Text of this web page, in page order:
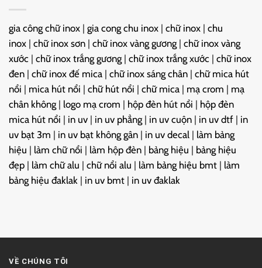
gia công chữ inox | gia cong chu inox | chữ inox | chu
inox | chữ inox sơn | chữ inox vàng gương | chữ inox vàng
xước | chữ inox trắng gương | chữ inox trắng xước | chữ inox
đen | chữ inox đế mica | chữ inox sáng chân | chữ mica hút
nổi | mica hút nổi | chữ hút nổi | chữ mica | mạ crom | mạ
chân không | logo mạ crom | hộp đèn hút nổi | hộp đèn
mica hút nổi | in uv | in uv phẳng | in uv cuộn | in uv dtf | in
uv bạt 3m | in uv bạt không gân | in uv decal | làm bảng
hiệu | làm chữ nổi | làm hộp đèn | bảng hiệu | bảng hiệu
đẹp | làm chữ alu | chữ nổi alu | làm bảng hiệu bmt | làm
bảng hiệu đaklak | in uv bmt | in uv đaklak
VỀ CHÚNG TÔI